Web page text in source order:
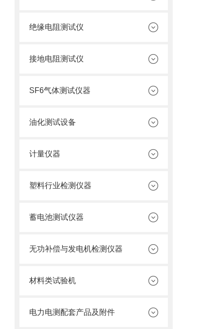
绝缘电阻测试仪
接地电阻测试仪
SF6气体测试仪器
油化测试设备
计量仪器
塑料行业检测仪器
蓄电池测试仪器
无功补偿与发电机检测仪器
材料类试验机
电力电测配套产品及附件